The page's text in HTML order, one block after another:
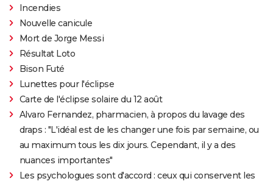
Incendies
Nouvelle canicule
Mort de Jorge Messi
Résultat Loto
Bison Futé
Lunettes pour l'éclipse
Carte de l'éclipse solaire du 12 août
Alvaro Fernandez, pharmacien, à propos du lavage des
draps : "L'idéal est de les changer une fois par semaine, ou
au maximum tous les dix jours. Cependant, il y a des
nuances importantes"
Les psychologues sont d'accord : ceux qui conservent les